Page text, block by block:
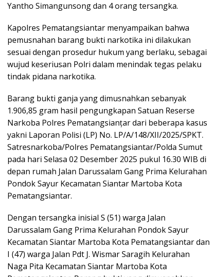
Yantho Simangunsong dan 4 orang tersangka.
Kapolres Pematangsiantar menyampaikan bahwa
pemusnahan barang bukti narkotika ini dilakukan
sesuai dengan prosedur hukum yang berlaku, sebagai
wujud keseriusan Polri dalam menindak tegas pelaku
tindak pidana narkotika.
Barang bukti ganja yang dimusnahkan sebanyak
1.906,85 gram hasil pengungkapan Satuan Reserse
Narkoba Polres Pematangsianțar dari beberapa kasus
yakni Laporan Polisi (LP) No. LP/A/148/XII/2025/SPKT.
Satresnarkoba/Polres Pematangsiantar/Polda Sumut
pada hari Selasa 02 Desember 2025 pukul 16.30 WIB di
depan rumah Jalan Darussalam Gang Prima Kelurahan
Pondok Sayur Kecamatan Siantar Martoba Kota
Pematangsiantar.
Dengan tersangka inisial S (51) warga Jalan
Darussalam Gang Prima Kelurahan Pondok Sayur
Kecamatan Siantar Martoba Kota Pematangsiantar dan
I (47) warga Jalan Pdt J. Wismar Saragih Kelurahan
Naga Pita Kecamatan Siantar Martoba Kota